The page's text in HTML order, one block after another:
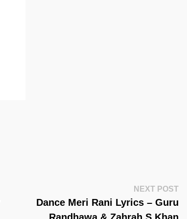
NEXT POST
Dance Meri Rani Lyrics – Guru
Randhawa & Zahrah S Khan